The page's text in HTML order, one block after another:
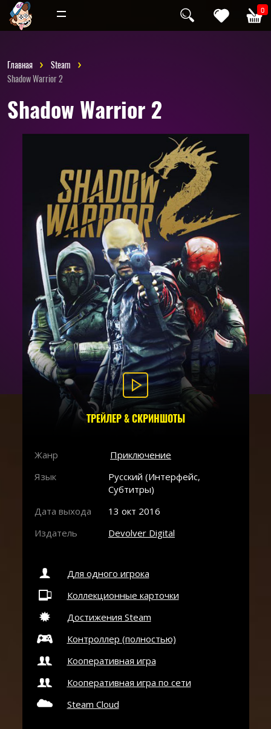
0
Инди
Главная
Steam
Shadow Warrior 2
Shadow Warrior 2
ТРЕЙЛЕР & СКРИНШОТЫ
Жанр
Приключение
Язык
Русский (Интерфейс,
Субтитры)
Дата выхода
13 окт 2016
Издатель
Devolver Digital
Для одного игрока
Коллекционные карточки
Достижения Steam
Контроллер (полностью)
Кооперативная игра
Кооперативная игра по сети
Steam Cloud